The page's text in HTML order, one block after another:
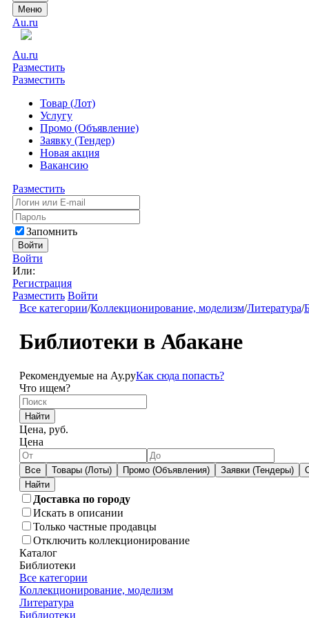
Меню
Au.ru
Au.ru
Разместить
Разместить
Товар (Лот)
Услугу
Промо (Объявление)
Заявку (Тендер)
Новая акция
Вакансию
Разместить
Запомнить
Войти
Войти
Или:
Регистрация
Разместить Войти
Все категории/Коллекционирование, моделизм/Литература/
Библиотеки в Абакане
Рекомендуемые на Ау.руКак сюда попасть?
Что ищем?
Найти
Цена, руб.
Цена
Все Товары (Лоты) Промо (Объявления) Заявки (Тендеры)
Доставка по городу
Искать в описании
Только частные продавцы
Отключить коллекционирование
Каталог
Библиотеки
Все категории
Коллекционирование, моделизм
Литература
Библиотеки